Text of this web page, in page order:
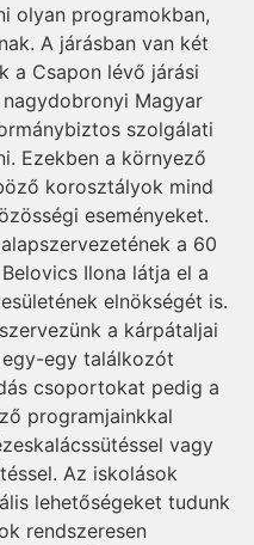
olyan programokban,
A járásban van két
a Csapon lévő járási
Magyar
szolgálati
Ezekben a környező
korosztályok mind
eseményeket.
a 60
Ilona látja el a
elnökségét is.
a kárpátaljai
egy találkozót
csoportokat pedig a
programjainkkal
vagy
Az iskolások
lehetőségeket tudunk
rendszeresen